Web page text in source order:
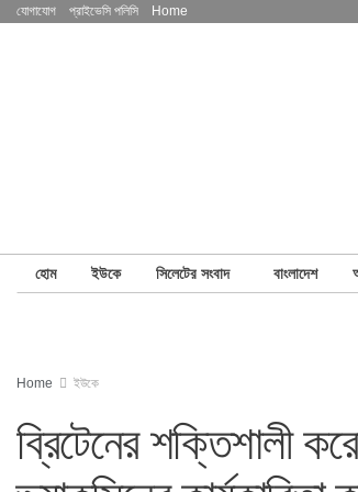
যোগাযোগ প্রাইভেসি পলিসি Home
হোম ইউকে সিলেটের সংবাদ বাংলাদেশ
Home ইউকে
ব্রিটেনের শক্তিশালী